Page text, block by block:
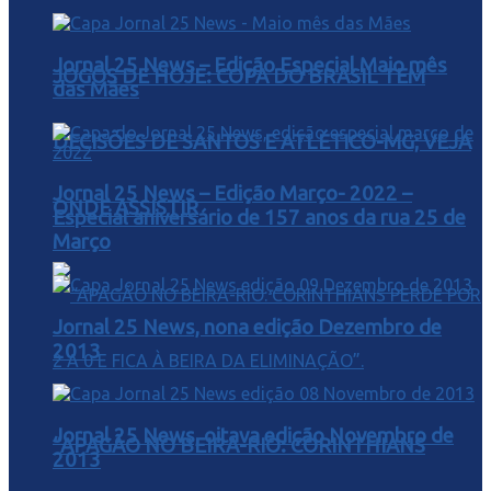
JOGOS DE HOJE: COPA DO BRASIL TEM
DECISÕES DE SANTOS E ATLÉTICO-MG; VEJA
ONDE ASSISTIR
“APAGÃO NO BEIRA-RIO: CORINTHIANS
Jornal 25 News – Edição Especial Maio mês
das Mães
Jornal 25 News – Edição Março- 2022 –
Especial aniversário de 157 anos da rua 25 de
Março
Jornal 25 News, nona edição Dezembro de
2013
Jornal 25 News, oitava edição Novembro de
2013